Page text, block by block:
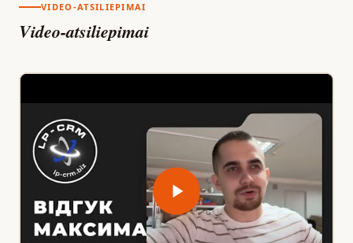
VIDEO-ATSILIEPIMAI
Video-atsiliepimai